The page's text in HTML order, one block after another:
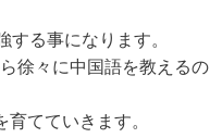
る事になります。
徐々に中国語を教えるの
てていきます。